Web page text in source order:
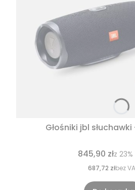
Głośniki jbl słuchawki
845,90 złz 23%
687,72 złbez